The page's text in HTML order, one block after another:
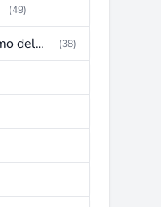
(49)
Domotica y Automatismo del hogar (38)